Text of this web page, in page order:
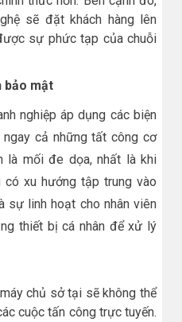
sẽ đặt khách hàng lên
sự phức tạp của chuỗi
bảo mật
nghiệp áp dụng các biện
cả những tất công cơ
là mối đe dọa, nhất là khi
có xu hướng tập trung vào
sự linh hoạt cho nhân viên
thiết bị cá nhân để xử lý
chủ sở tại sẽ không thể
cuộc tấn công trực tuyến.